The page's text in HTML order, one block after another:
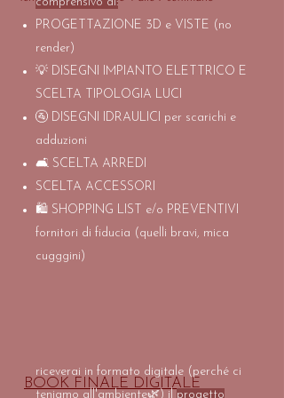
BOOK FINALE DIGITALE
PROGETTAZIONE 3D e VISTE (no
render)
💡 DISEGNI IMPIANTO ELETTRICO E
SCELTA TIPOLOGIA LUCI
🚰 DISEGNI IDRAULICI per scarichi e
adduzioni
🛋 SCELTA ARREDI
SCELTA ACCESSORI
🛍 SHOPPING LIST e/o PREVENTIVI
fornitori di fiducia (quelli bravi, mica
cugggini)
riceverai in formato digitale ( perché ci
teniamo all'ambiente🌿) il progetto